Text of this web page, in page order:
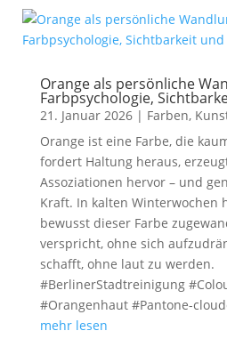
Orange als persönliche
Farbpsychologie,
21. Januar 2026| Farben,
Orange ist eine Farbe, die
fordert Haltung heraus,
Assoziationen hervor – und
Kraft. In kalten Winterwochen
bewusst dieser Farbe
verspricht, ohne sich
schafft, ohne laut zu werden.
#BerlinerStadtreinigung
#Orangenhaut #Pantone-
mehr lesen